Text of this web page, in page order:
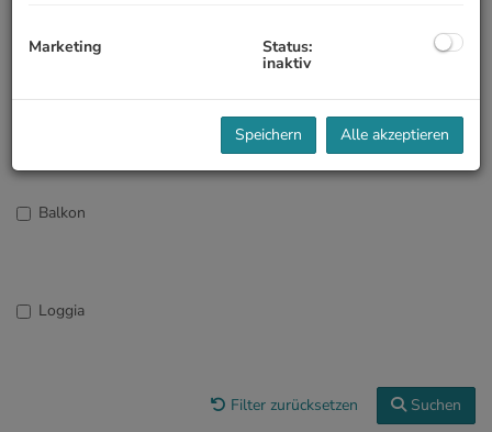
Balkon
Loggia
Filter zurücksetzen Suchen
Marketing Status:
inaktiv
Speichern Alle akzeptieren